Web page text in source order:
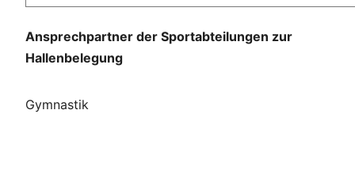
Ansprechpartner der Sportabteilungen zur
Hallenbelegung
Gymnastik